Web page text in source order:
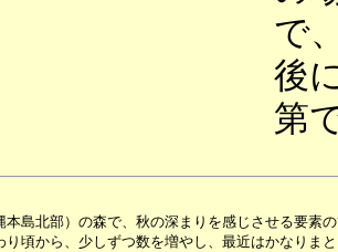
で
後
第
本島北部）の森で、秋の深まりを感じさせる要素
り頃から、少しずつ数を増やし、最近はかなりま